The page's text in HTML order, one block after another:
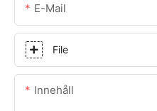
E-Mail
File
Innehåll